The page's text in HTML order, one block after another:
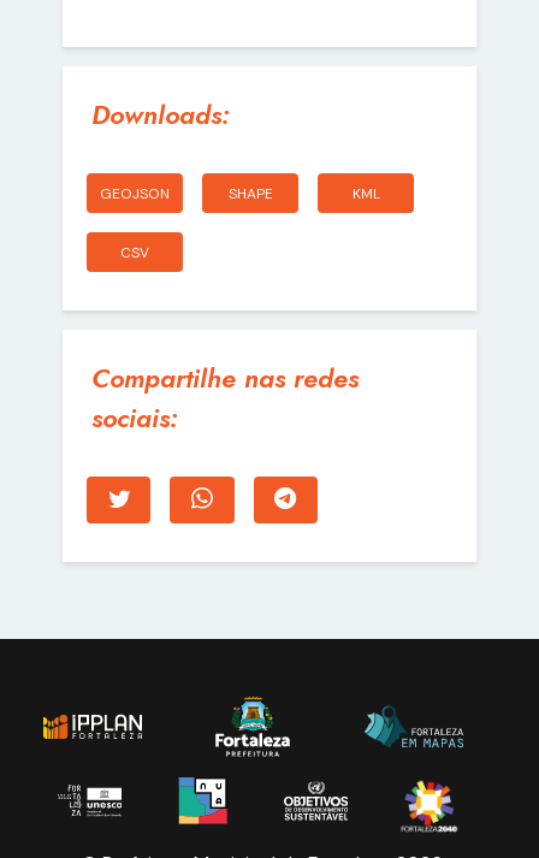
Downloads:
GEOJSON SHAPE KML
CSV
Compartilhe nas redes
sociais: